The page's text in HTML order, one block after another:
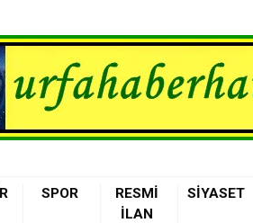
SPOR
RESMİ
İLAN
SİYASET
Başladı